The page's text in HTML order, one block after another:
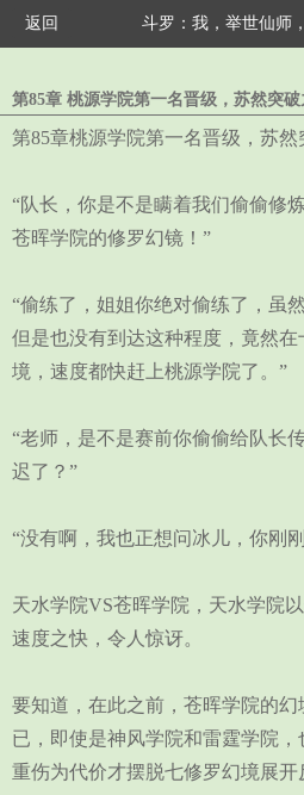
返回 斗罗：我，举世仙师
第85章 桃源学院第一名晋级，苏然突
第85章桃源学院第一名晋级，苏然
“队长，你是不是瞒着我们偷偷修
苍晖学院的修罗幻镜！”
“偷练了，姐姐你绝对偷练了，虽
但是也没有到达这种程度，竟然
境，速度都快赶上桃源学院了。”
“老师，是不是赛前你偷偷给队长
迟了？”
“没有啊，我也正想问冰儿，你刚
天水学院VS苍晖学院，天水学院
速度之快，令人惊讶。
要知道，在此之前，苍晖学院的
已，即使是神风学院和雷霆学院
重伤为代价才摆脱七修罗幻境展开